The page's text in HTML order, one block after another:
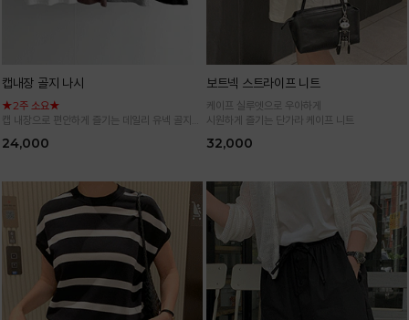
캡내장 골지 나시
★2주 소요★
캡 내장으로 편안하게 즐기는 데일리 유넥 골지
24,000
보트넥 스트라이프 니트
케이프 실루엣으로 우아하게
시원하게 즐기는 단가라 케이프 니트
32,000